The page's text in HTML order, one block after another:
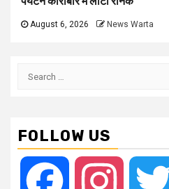
August 6, 2026 News Warta
Search
FOLLOW US
Facebook Instagram